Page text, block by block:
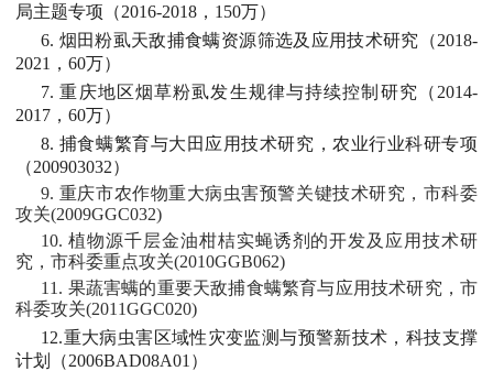
局主题专项（2016-2018，150万）
6. 烟田粉虱天敌捕食螨资源筛选及应用技术研究（2018-
2021，60万）
7. 重庆地区烟草粉虱发生规律与持续控制研究（2014-
2017，60万）
8. 捕食螨繁育与大田应用技术研究，农业行业科研专项
（200903032）
9. 重庆市农作物重大病虫害预警关键技术研究，市科委
攻关(2009GGC032)
10. 植物源千层金油柑桔实蝇诱剂的开发及应用技术研
究，市科委重点攻关(2010GGB062)
11. 果蔬害螨的重要天敌捕食螨繁育与应用技术研究，市
科委攻关(2011GGC020)
12.重大病虫害区域性灾变监测与预警新技术，科技支撑
计划（2006BAD08A01）